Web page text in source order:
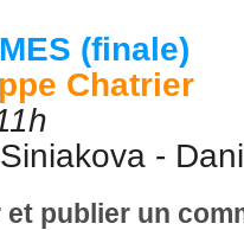
(finale)
Chatrier
-
et publier un